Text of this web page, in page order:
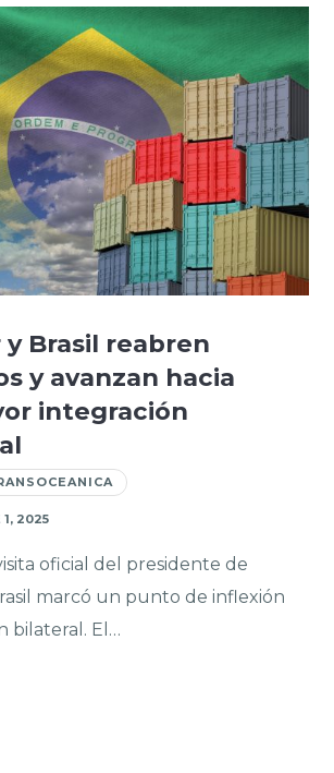
y Brasil reabren
y avanzan hacia
integración
1, 2025
oficial del presidente de
marcó un punto de inflexión
bilateral. El…